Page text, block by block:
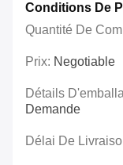
Conditions De
Quantité De
Prix: Negotiable
Détails
Demande
Délai De